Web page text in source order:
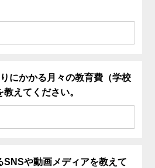
にかかる月々の教育費（学校
えてください。
SNSや動画メディアを教えて